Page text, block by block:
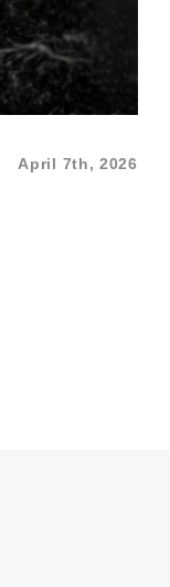
April 7th, 2026